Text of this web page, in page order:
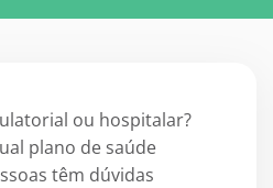
ou hospitalar?
plano de saúde
têm dúvidas